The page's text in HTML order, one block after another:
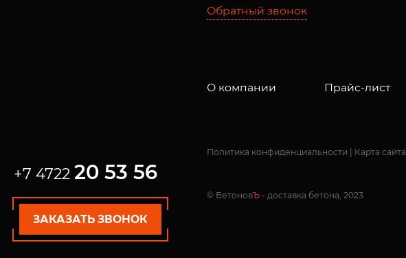
+7 4722 20 53 56
ЗАКАЗАТЬ ЗВОНОК
Обратный звонок
О компании Прайс-лист
Политика конфиденциальности Карта сайта
© БетоновЪ - доставка бетона, 2023